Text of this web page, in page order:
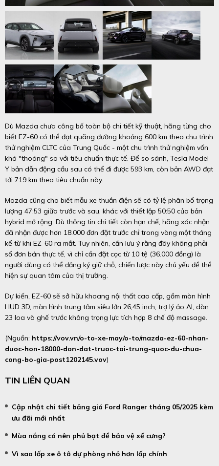
Dù Mazda chưa công bố toàn bộ chi tiết kỹ thuật, hãng từng cho
biết EZ-60 có thể đạt quãng đường khoảng 600 km theo chu trình
thử nghiệm CLTC của Trung Quốc - một chu trình thử nghiệm vốn
khá "thoáng" so với tiêu chuẩn thực tế. Để so sánh, Tesla Model
Y bản dẫn động cầu sau có thể đi được 593 km, còn bản AWD đạt
tới 719 km theo tiêu chuẩn này.
Mazda cũng cho biết mẫu xe thuần điện sẽ có tỷ lệ phân bổ trọng
lượng 47:53 giữa trước và sau, khác với thiết lập 50:50 của bản
hybrid mở rộng. Dù thông tin chi tiết còn hạn chế, hãng xác nhận
đã nhận được hơn 18.000 đơn đặt trước chỉ trong vòng một tháng
kể từ khi EZ-60 ra mắt. Tuy nhiên, cần lưu ý rằng đây không phải
số đơn bán thực tế, vì chỉ cần đặt cọc từ 10 tệ (36.000 đồng) là
người dùng có thể đăng ký giữ chỗ, chiến lược này chủ yếu để thể
hiện sự quan tâm của thị trường.
Dự kiến, EZ-60 sẽ sở hữu khoang nội thất cao cấp, gồm màn hình
HUD 3D, màn hình trung tâm siêu lớn 26,45 inch, trợ lý ảo AI, dàn
23 loa và ghế trước không trọng lực tích hợp 8 chế độ massage.
(Nguồn: https://vov.vn/o-to-xe-may/o-to/mazda-ez-60-nhan-
duoc-hon-18000-don-dat-truoc-tai-trung-quoc-du-chua-
cong-bo-gia-post1202145.vov)
TIN LIÊN QUAN
Cập nhật chi tiết bảng giá Ford Ranger tháng 05/2025 kèm
ưu đãi mới nhất
Mùa nắng có nên phủ bạt để bảo vệ xế cưng?
Vì sao lốp xe ô tô dự phòng nhỏ hơn lốp chính